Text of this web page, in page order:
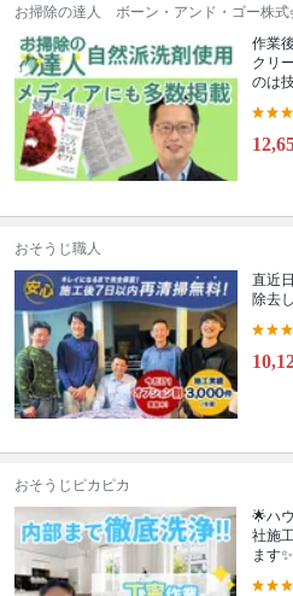
お掃除の達人 ボーン・アンド・ゴー株式
作業
クリ
のは
おそうじ職人
直近
除去
おそうじピカピカ
🌟ハ
社施
ます✨